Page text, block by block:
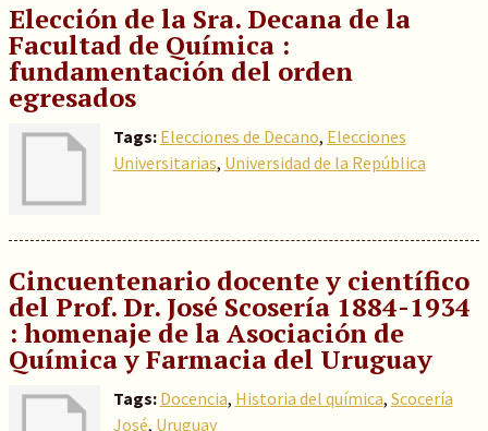
Elección de la Sra. Decana de la
Facultad de Química :
fundamentación del orden
egresados
Tags: Elecciones de Decano, Elecciones
Universitarias, Universidad de la República
Cincuentenario docente y científico
del Prof. Dr. José Scosería 1884-1934
: homenaje de la Asociación de
Química y Farmacia del Uruguay
Tags: Docencia, Historia del química, Scocería
José, Uruguay